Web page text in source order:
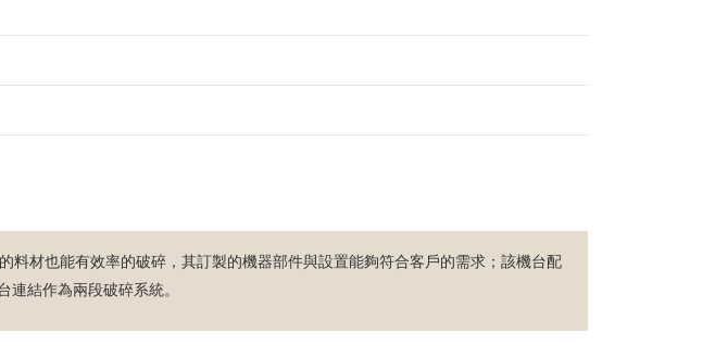
材也能有效率的破碎，其訂製的機器部件與設置能夠符合客戶的需求；該機台配
結作為兩段破碎系統。